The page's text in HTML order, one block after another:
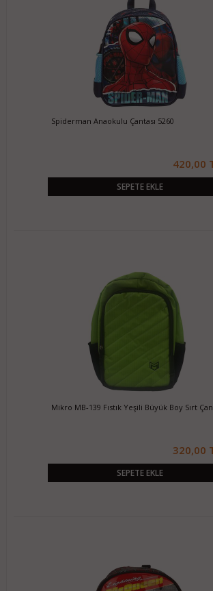
Spiderman Anaokulu Çantası 5260
420,00
SEPETE EKLE
Mikro MB-139 Fıstık Yeşili Büyük Boy Sırt
320,00
SEPETE EKLE